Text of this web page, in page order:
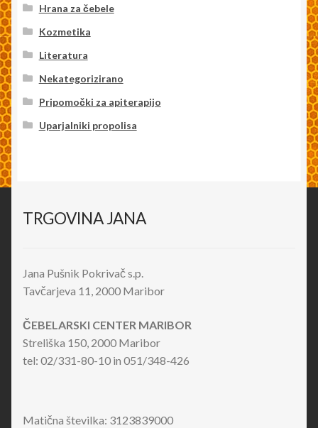
Hrana za čebele
Kozmetika
Literatura
Nekategorizirano
Pripomočki za apiterapijo
Uparjalniki propolisa
TRGOVINA JANA
Jana Pušnik Pokrivač s.p.
Tavčarjeva 11, 2000 Maribor
ČEBELARSKI CENTER MARIBOR
Streliška 150, 2000 Maribor
tel: 02/331-80-10 in 051/348-426
Matična številka: 3123839000